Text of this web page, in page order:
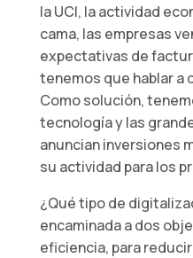
la UCI, la actividad
cama, las empresas
expectativas de
tenemos que hablar a
Como solución,
tecnología y las
anuncian inversiones
su actividad para los
¿Qué tipo de
encaminada a dos
eficiencia, para